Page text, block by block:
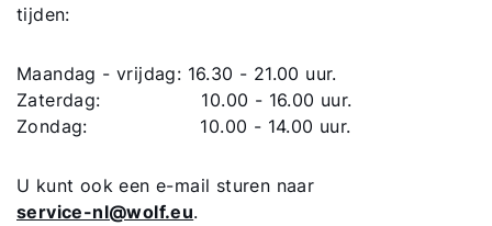
tijden:
Maandag - vrijdag: 16.30 - 21.00 uur.
Zaterdag: 10.00 - 16.00 uur.
Zondag: 10.00 - 14.00 uur.
U kunt ook een e-mail sturen naar
service-nl@wolf.eu.
Downloads